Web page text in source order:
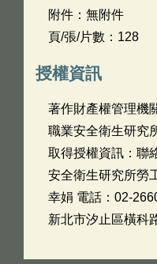
附件：無附件
頁/張/片數：128
授權資訊
著作財產權管理機
職業安全衛生研究
取得授權資訊：聯
安全衛生研究所勞
幸娟 電話：02-
新北市汐止區橫科